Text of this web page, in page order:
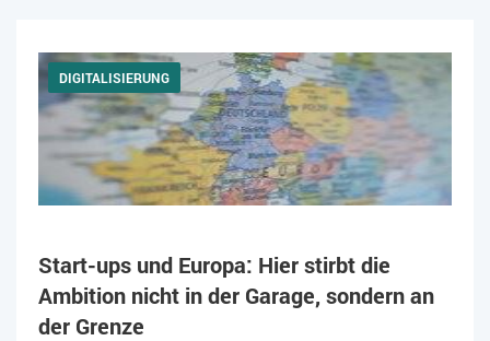
ERP FALLSTUDIEN FERTIGUNG FINANZSOFTWARE
HANDEL HR INDUSTRIE 4.0
IT AUS- UND WEITERBILDUNG IT-INFRASTRUKTUR
KÜNSTLICHE INTELLIGENZ LOGISTIK LOHN
MACHINE LEARNING
DIGITALISIERUNG
Start-ups und Europa: Hier stirbt die
Ambition nicht in der Garage, sondern an
der Grenze